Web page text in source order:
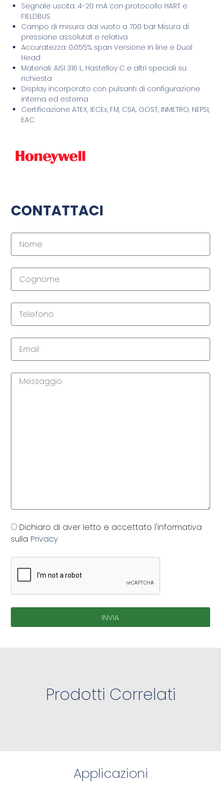
Segnale uscita: 4-20 mA con protocollo HART e
FIELDBUS
Campo di misura: dal vuoto a 700 bar Misura di
pressione assolutat e relativa
Accuratezza: 0.055% span Versione In line e Dual
Head
Materiali: AISI 316 L, Hastelloy C e altri speciali su
richiesta
Display incorporato con pulsanti di configurazione
interna ed esterna
Certificazione ATEX, IECEx, FM, CSA, GOST, INMETRO, NEPSI,
EAC
CONTATTACI
Dichiaro di aver letto e accettato l'informativa
sulla Privacy
INVIA
Prodotti Correlati
Applicazioni